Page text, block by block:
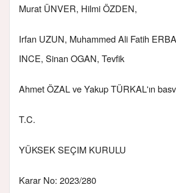
Murat ÜNVER, Hilmi ÖZDEN,
Irfan UZUN, Muhammed Ali Fatih
INCE, Sinan OGAN, Tevfik
Ahmet ÖZAL ve Yakup TÜRKAL'ın
T.C.
YÜKSEK SEÇIM KURULU
Karar No: 2023/280